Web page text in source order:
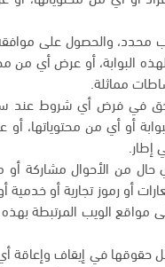
والحصول على
لهذه البوابة، أو عرض أي من
مماثلة.
في فرض أي شروط عند
أو أي من محتوياتها،
إطار.
حال من الأحوال مشاركة
أو رموز تجارية أو خدمية
الويب المرتبطة بهذه
حقوقها في إيقاف وإعاقة